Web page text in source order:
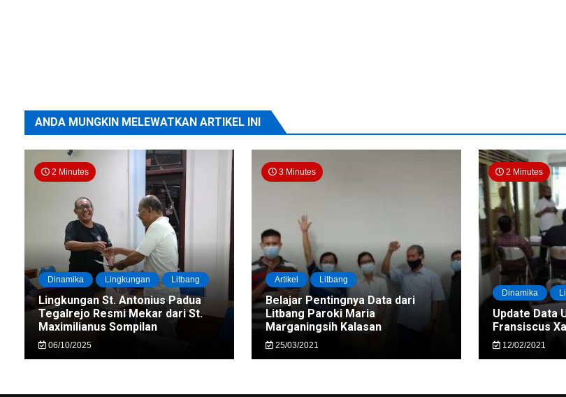
ANDA MUNGKIN MELEWATKAN ARTIKEL INI
2 Minutes
Dinamika Lingkungan Litbang
Lingkungan St. Antonius Padua
Tegalrejo Resmi Mekar dari St.
Maximilianus Sompilan
06/10/2025
3 Minutes
Artikel Litbang
Belajar Pentingnya Data dari
Litbang Paroki Maria
Marganingsih Kalasan
25/03/2021
2 Minutes
Dinamika
Update Data
Fransiscus
12/02/2021